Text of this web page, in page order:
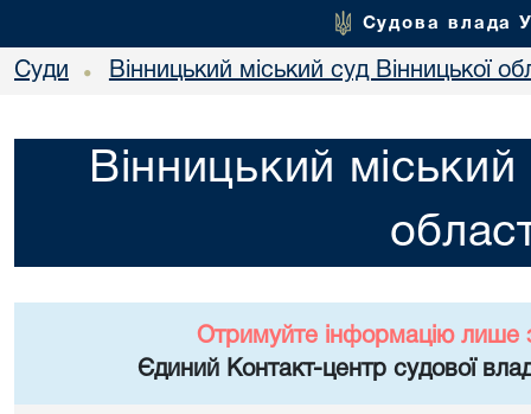
Судова влада
Суди • Вінницький міський суд Вінницької
Вінницький міський
Отримуйте інформацію лише
Єдиний Контакт-центр судової